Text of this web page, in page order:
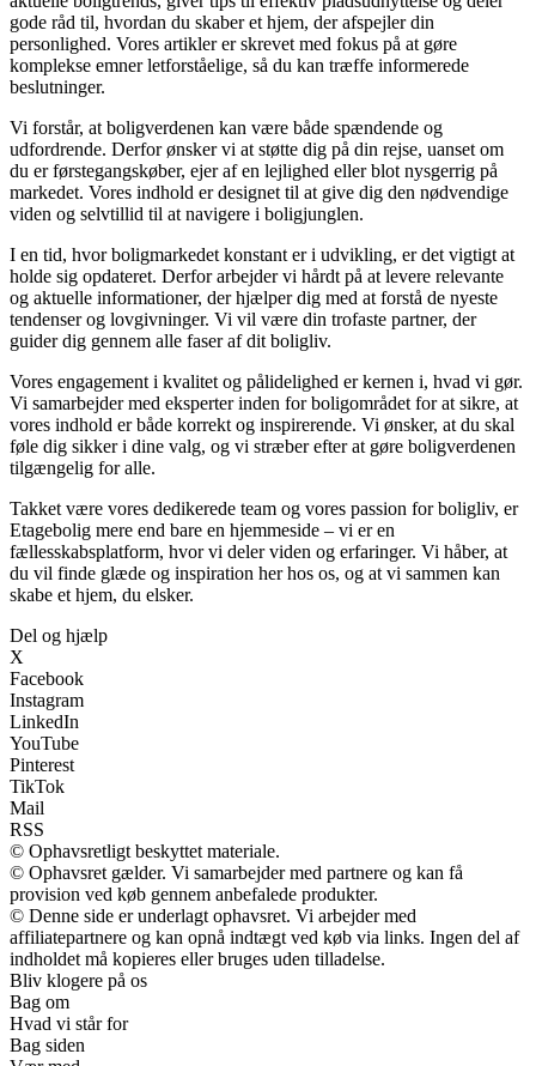
gode råd til, hvordan du skaber et hjem, der afspejler din
personlighed. Vores artikler er skrevet med fokus på at gøre
komplekse emner letforståelige, så du kan træffe informerede
beslutninger.
Vi forstår, at boligverdenen kan være både spændende og
udfordrende. Derfor ønsker vi at støtte dig på din rejse, uanset om
du er førstegangskøber, ejer af en lejlighed eller blot nysgerrig på
markedet. Vores indhold er designet til at give dig den nødvendige
viden og selvtillid til at navigere i boligjunglen.
I en tid, hvor boligmarkedet konstant er i udvikling, er det vigtigt at
holde sig opdateret. Derfor arbejder vi hårdt på at levere relevante
og aktuelle informationer, der hjælper dig med at forstå de nyeste
tendenser og lovgivninger. Vi vil være din trofaste partner, der
guider dig gennem alle faser af dit boligliv.
Vores engagement i kvalitet og pålidelighed er kernen i, hvad vi gør.
Vi samarbejder med eksperter inden for boligområdet for at sikre, at
vores indhold er både korrekt og inspirerende. Vi ønsker, at du skal
føle dig sikker i dine valg, og vi stræber efter at gøre boligverdenen
tilgængelig for alle.
Takket være vores dedikerede team og vores passion for boligliv, er
Etagebolig mere end bare en hjemmeside – vi er en
fællesskabsplatform, hvor vi deler viden og erfaringer. Vi håber, at
du vil finde glæde og inspiration her hos os, og at vi sammen kan
skabe et hjem, du elsker.
Del og hjælp
X
Facebook
Instagram
LinkedIn
YouTube
Pinterest
TikTok
Mail
RSS
© Ophavsretligt beskyttet materiale.
© Ophavsret gælder. Vi samarbejder med partnere og kan få
provision ved køb gennem anbefalede produkter.
© Denne side er underlagt ophavsret. Vi arbejder med
affiliatepartnere og kan opnå indtægt ved køb via links. Ingen del af
indholdet må kopieres eller bruges uden tilladelse.
Bliv klogere på os
Bag om
Hvad vi står for
Bag siden